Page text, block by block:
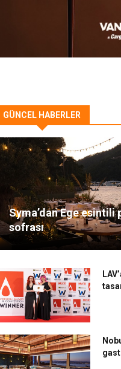
GÜNCEL HABERLER
Syma’dan Ege esintili
sofrası